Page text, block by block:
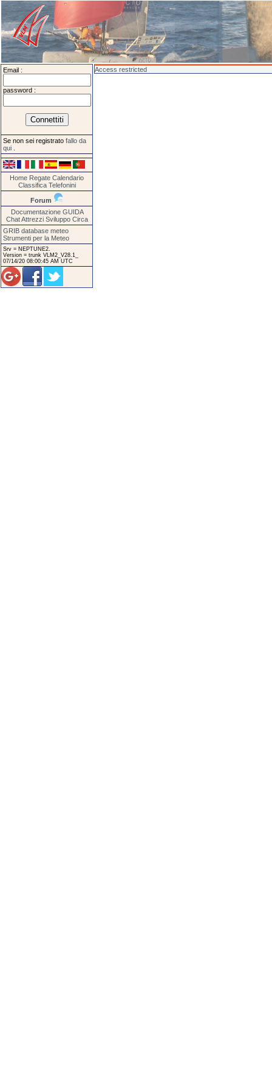
Email :
password :
Se non sei registrato fallo da
qui
Home Regate Calendario
Classifica Telefonini
Forum
Documentazione GUIDA
Chat Attrezzi Sviluppo Circa
GRIB database meteo
Strumenti per la Meteo
Srv = NEPTUNE2.
Version = trunk VLM2_V28.1_
07/14/20 08:00:45 AM UTC
Access restricted